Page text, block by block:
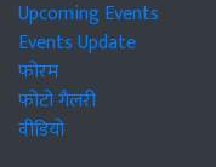
Upcoming Events
Events Update
फोरम
फोटो गैलरी
वीडियो